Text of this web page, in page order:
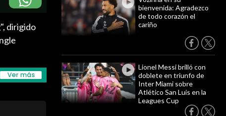
bienvenida: Agradezco
de todo corazón el
cariño
Lionel Messi brilló con
doblete en triunfo de
Inter Miami sobre
Atlético San Luis en la
Leagues Cup
dirigido